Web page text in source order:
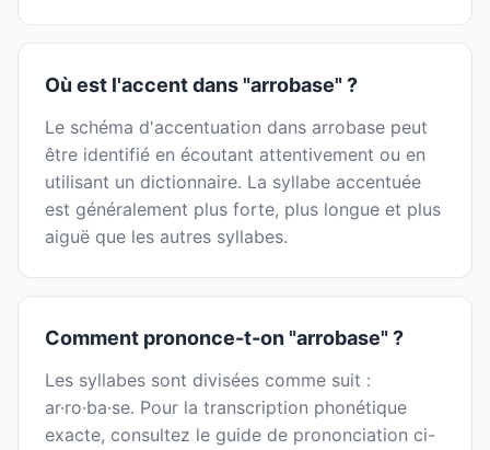
Où est l'accent dans "arrobase" ?
Le schéma d'accentuation dans arrobase peut
être identifié en écoutant attentivement ou en
utilisant un dictionnaire. La syllabe accentuée
est généralement plus forte, plus longue et plus
aiguë que les autres syllabes.
Comment prononce-t-on "arrobase" ?
Les syllabes sont divisées comme suit :
ar·ro·ba·se. Pour la transcription phonétique
exacte, consultez le guide de prononciation ci-